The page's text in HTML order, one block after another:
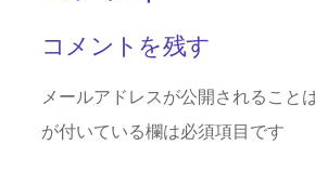
コメントを残す
メールアドレスが公開されること
が付いている欄は必須項目です